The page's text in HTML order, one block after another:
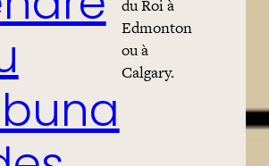
du Roi à
Edmonton
ou à
Calgary.